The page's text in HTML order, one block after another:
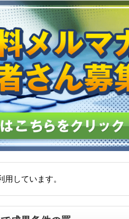
しています。